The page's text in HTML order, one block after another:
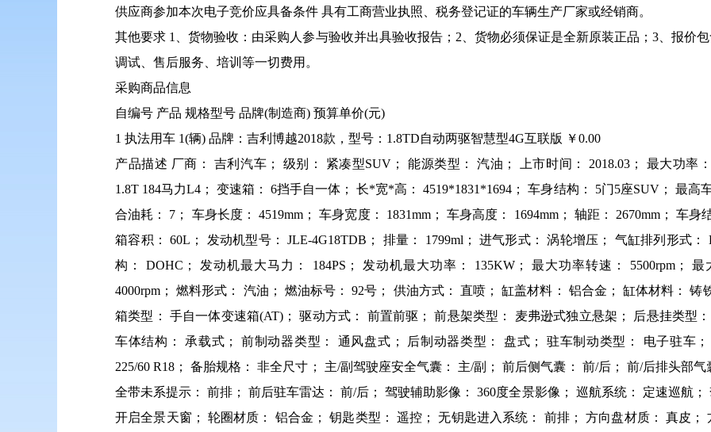
供应商参加本次电子竞价应具备条件 具有工商营业执照、税务登记证的车辆生产厂家或经销商。
其他要求 1、货物验收：由采购人参与验收并出具验收报告；2、货物必须保证是全新原装正品；3、报价
调试、售后服务、培训等一切费用。
采购商品信息
自编号 产品 规格型号 品牌(制造商) 预算单价(元)
1 执法用车 1(辆) 品牌：吉利博越2018款，型号：1.8TD自动两驱智慧型4G互联版 ￥0.00
产品描述 厂商： 吉利汽车； 级别： 紧凑型SUV； 能源类型： 汽油； 上市时间： 2018.03； 最大功率
1.8T 184马力L4； 变速箱： 6挡手自一体； 长*宽*高： 4519*1831*1694； 车身结构： 5门5座SUV； 最高
合油耗： 7； 车身长度： 4519mm； 车身宽度： 1831mm； 车身高度： 1694mm； 轴距： 2670mm； 车
箱容积： 60L； 发动机型号： JLE-4G18TDB； 排量： 1799ml； 进气形式： 涡轮增压； 气缸排列形式
构： DOHC； 发动机最大马力： 184PS； 发动机最大功率： 135KW； 最大功率转速： 5500rpm；
4000rpm； 燃料形式： 汽油； 燃油标号： 92号； 供油方式： 直喷； 缸盖材料： 铝合金； 缸体材料：
箱类型： 手自一体变速箱(AT)； 驱动方式： 前置前驱； 前悬架类型： 麦弗逊式独立悬架； 后悬挂类型
车体结构： 承载式； 前制动器类型： 通风盘式； 后制动器类型： 盘式； 驻车制动类型： 电子驻车
225/60 R18； 备胎规格： 非全尺寸； 主/副驾驶座安全气囊： 主/副； 前后侧气囊： 前/后； 前/后排头部
全带未系提示： 前排； 前后驻车雷达： 前/后； 驾驶辅助影像： 360度全景影像； 巡航系统： 定速巡航
开启全景天窗； 轮圈材质： 铝合金； 钥匙类型： 遥控； 无钥匙进入系统： 前排； 方向盘材质： 真皮